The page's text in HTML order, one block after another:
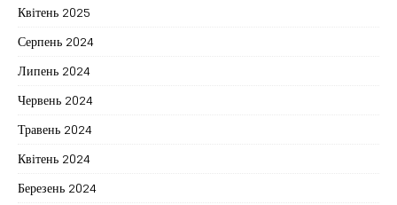
Квітень 2025
Серпень 2024
Липень 2024
Червень 2024
Травень 2024
Квітень 2024
Березень 2024